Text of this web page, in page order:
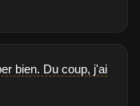
bien. Du coup, j'ai